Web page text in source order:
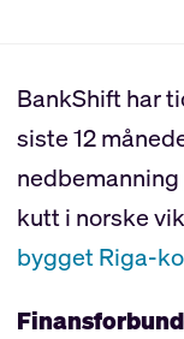
BankShift har
siste 12
kutt i norske
bygget Riga-